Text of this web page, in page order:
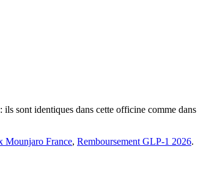
sont identiques dans cette officine comme dans
Mounjaro France, Remboursement GLP-1 2026.